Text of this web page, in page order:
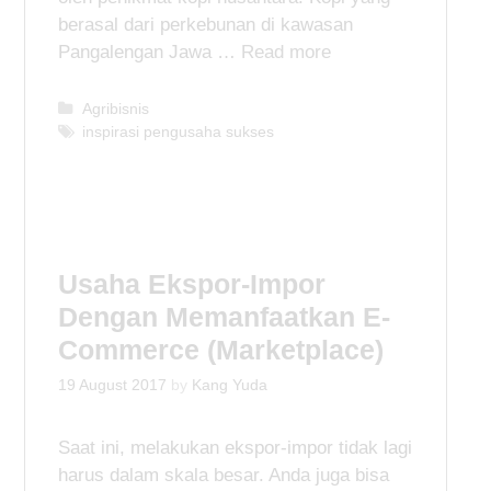
berasal dari perkebunan di kawasan
Pangalengan Jawa … Read more
C
a
e
s
Agribisnis
T
inspirasi pengusaha sukses
Usaha Ekspor-Impor
Dengan Memanfaatkan E-
Commerce (Marketplace)
19 August 2017 by Kang Yuda
Saat ini, melakukan ekspor-impor tidak lagi
harus dalam skala besar. Anda juga bisa